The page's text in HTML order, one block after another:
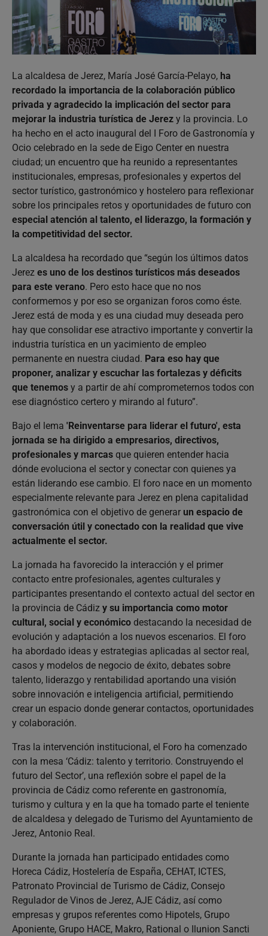
La alcaldesa de Jerez, María José García-Pelayo, ha
recordado la importancia de la colaboración público
privada y agradecido la implicación del sector para
mejorar la industria turística de Jerez y la provincia. Lo
ha hecho en el acto inaugural del I Foro de Gastronomía y
Ocio celebrado en la sede de Eigo Center en nuestra
ciudad; un encuentro que ha reunido a representantes
institucionales, empresas, profesionales y expertos del
sector turístico, gastronómico y hostelero para reflexionar
sobre los principales retos y oportunidades de futuro con
especial atención al talento, el liderazgo, la formación y
la competitividad del sector.
La alcaldesa ha recordado que “según los últimos datos
Jerez es uno de los destinos turísticos más deseados
para este verano. Pero esto hace que no nos
conformemos y por eso se organizan foros como éste.
Jerez está de moda y es una ciudad muy deseada pero
hay que consolidar ese atractivo importante y convertir la
industria turística en un yacimiento de empleo
permanente en nuestra ciudad. Para eso hay que
proponer, analizar y escuchar las fortalezas y déficits
que tenemos y a partir de ahí comprometernos todos con
ese diagnóstico certero y mirando al futuro”.
Bajo el lema 'Reinventarse para liderar el futuro', esta
jornada se ha dirigido a empresarios, directivos,
profesionales y marcas que quieren entender hacia
dónde evoluciona el sector y conectar con quienes ya
están liderando ese cambio. El foro nace en un momento
especialmente relevante para Jerez en plena capitalidad
gastronómica con el objetivo de generar un espacio de
conversación útil y conectado con la realidad que vive
actualmente el sector.
La jornada ha favorecido la interacción y el primer
contacto entre profesionales, agentes culturales y
participantes presentando el contexto actual del sector en
la provincia de Cádiz y su importancia como motor
cultural, social y económico destacando la necesidad de
evolución y adaptación a los nuevos escenarios. El foro
ha abordado ideas y estrategias aplicadas al sector real,
casos y modelos de negocio de éxito, debates sobre
talento, liderazgo y rentabilidad aportando una visión
sobre innovación e inteligencia artificial, permitiendo
crear un espacio donde generar contactos, oportunidades
y colaboración.
Tras la intervención institucional, el Foro ha comenzado
con la mesa ‘Cádiz: talento y territorio. Construyendo el
futuro del Sector’, una reflexión sobre el papel de la
provincia de Cádiz como referente en gastronomía,
turismo y cultura y en la que ha tomado parte el teniente
de alcaldesa y delegado de Turismo del Ayuntamiento de
Jerez, Antonio Real.
Durante la jornada han participado entidades como
Horeca Cádiz, Hostelería de España, CEHAT, ICTES,
Patronato Provincial de Turismo de Cádiz, Consejo
Regulador de Vinos de Jerez, AJE Cádiz, así como
empresas y grupos referentes como Hipotels, Grupo
Aponiente, Grupo HACE, Makro, Rational o Ilunion Sancti